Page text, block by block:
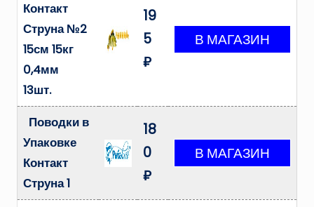
Контакт
Струна №2
15см 15кг
0,4мм
13шт.
19
5
₽
Поводки в
Упаковке
Контакт
Струна 1
18
0
₽